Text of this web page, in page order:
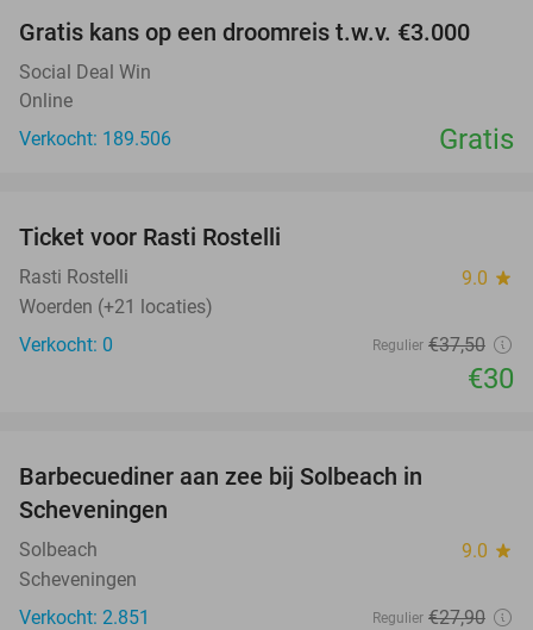
Gratis kans op een droomreis t.w.v. €3.000
Social Deal Win
Online
Verkocht: 189.506
Gratis
TODAY
Ticket voor Rasti Rostelli
Rasti Rostelli 9.0 star
Woerden (+21 locaties)
Verkocht: 0
Regulier €37,50
€30
Barbecuediner aan zee bij Solbeach in
Scheveningen
Solbeach 9.0 star
Scheveningen
Verkocht: 2.851
Regulier €27,90